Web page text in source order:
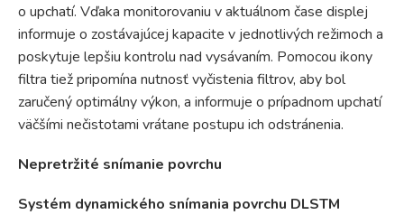
o upchatí. Vďaka monitorovaniu v aktuálnom čase displej
informuje o zostávajúcej kapacite v jednotlivých režimoch a
poskytuje lepšiu kontrolu nad vysávaním. Pomocou ikony
filtra tiež pripomína nutnosť vyčistenia filtrov, aby bol
zaručený optimálny výkon, a informuje o prípadnom upchatí
väčšími nečistotami vrátane postupu ich odstránenia.
Nepretržité snímanie povrchu
Systém dynamického snímania povrchu DLSTM